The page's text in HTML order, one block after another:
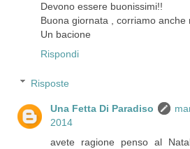
Devono essere buonissimi!!
Buona giornata , corriamo anche
Un bacione
Rispondi
Risposte
Una Fetta Di Paradiso
2014
avete ragione penso al